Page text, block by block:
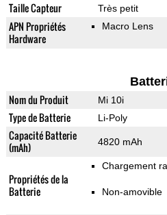
Taille Capteur Très petit
APN Propriétés
Hardware
Macro Lens
Nom du Produit Mi 10i
Type de Batterie Li-Poly
Capacité Batterie
(mAh)
4820 mAh
Propriétés de la
Batterie
Chargement
Non-amovible